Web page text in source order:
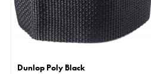
Dunlop Poly Black